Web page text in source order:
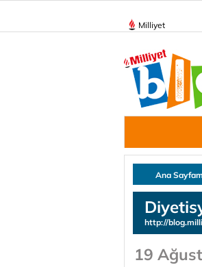
Milliyet
Ana Sayfam
http://
19